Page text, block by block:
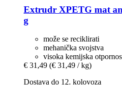
Extrudr XPETG mat
g
može se reciklirati
mehanička svojstva
visoka kemijska
€ 31,49 (€ 31,49 / kg)
Dostava do 12. kolovoza